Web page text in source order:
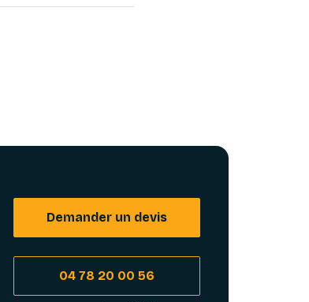
Demander un devis
04 78 20 00 56